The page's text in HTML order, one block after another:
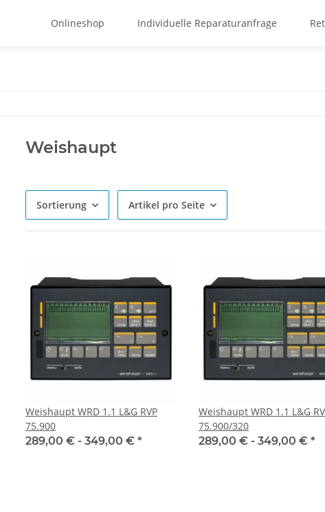
Onlineshop Individuelle Reparaturanfrage
Weishaupt
Sortierung Artikel pro Seite
Weishaupt WRD 1.1 L&G RVP
75.900
289,00 € - 349,00 € *
Weishaupt WRD 1.1 L&G
75.900/320
289,00 € - 349,00 € *